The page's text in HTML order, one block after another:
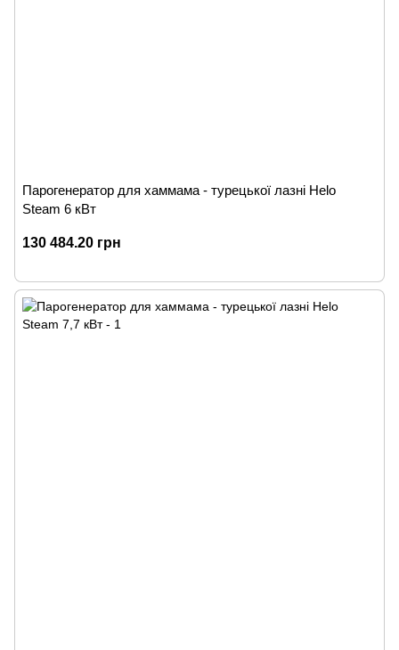
Парогенератор для хаммама - турецької лазні Helo
Steam 6 кВт
130 484.20 грн